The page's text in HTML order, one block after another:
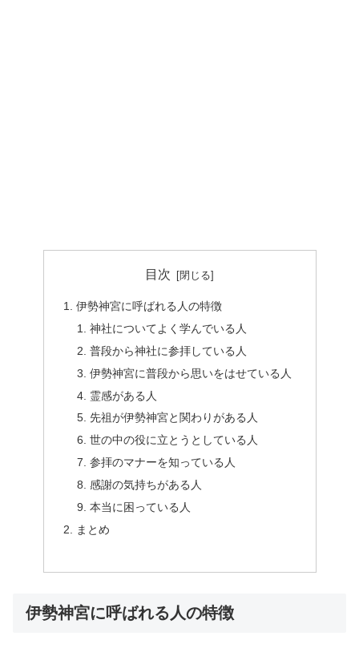
目次
伊勢神宮に呼ばれる人の特徴
神社についてよく学んでいる人
普段から神社に参拝している人
伊勢神宮に普段から思いをはせている人
霊感がある人
先祖が伊勢神宮と関わりがある人
世の中の役に立とうとしている人
参拝のマナーを知っている人
感謝の気持ちがある人
本当に困っている人
まとめ
伊勢神宮に呼ばれる人の特徴